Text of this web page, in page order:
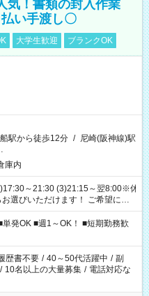
気！書類の封入作業
い手渡し〇
大学生歓迎 ブランクOK
駅から徒歩12分 / 尼崎(阪神線)駅
庫内
～21:30 (3)21:15～翌8:00※休
選びいただけます！ ご希望に合
8-17
21時/18-22時/20-翌4時/21-翌5
都合で選んで頂ける完全自由シ
発OK ■週1～OK！ ■短期勤務歓
歴書不要 / 40～50代活躍中 / 副
/ 10名以上の大量募集 / 電話対応な